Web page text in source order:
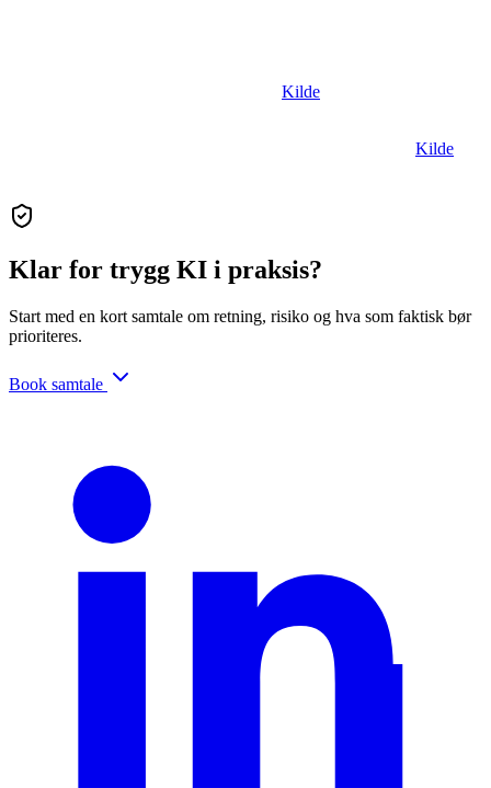
Kilde
Kilde
Klar for trygg KI i praksis?
Start med en kort samtale om retning, risiko og hva som faktisk bør
prioriteres.
Book samtale